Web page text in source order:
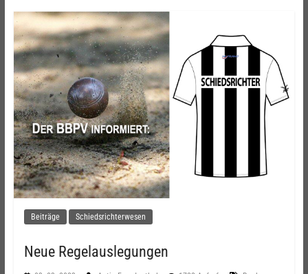
Beiträge Schiedsrichterwesen
Neue Regelauslegungen